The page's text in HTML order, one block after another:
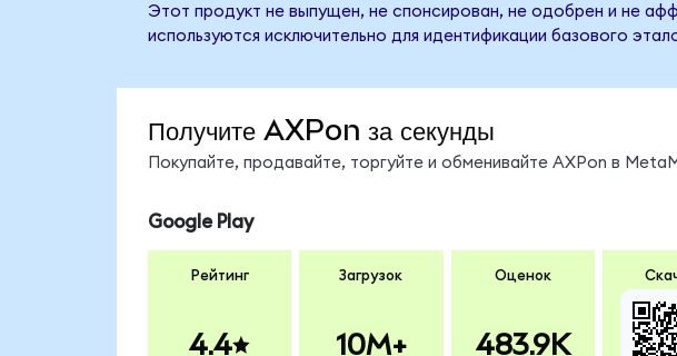
Этот продукт не выпущен, не спонсирован, не одобрен и не
используются исключительно для идентификации базового
Получите AXPon за секунды
Покупайте, продавайте, торгуйте и обменивайте AXPon в
Google Play
Рейтинг
4.4
Загрузок
10M+
Оценок
483.9K